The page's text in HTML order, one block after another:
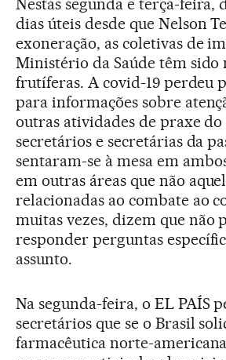
Nestas segunda e terça-feira,
dias úteis desde que Nelson
exoneração, as coletivas de
Ministério da Saúde têm sido
frutíferas. A covid-19 perdeu
para informações sobre
outras atividades de praxe do
secretários e secretárias da
sentaram-se à mesa em
em outras áreas que não
relacionadas ao combate ao
muitas vezes, dizem que não
responder perguntas
assunto.
Na segunda-feira, o EL PAÍS
secretários que se o Brasil
farmacêutica norte-